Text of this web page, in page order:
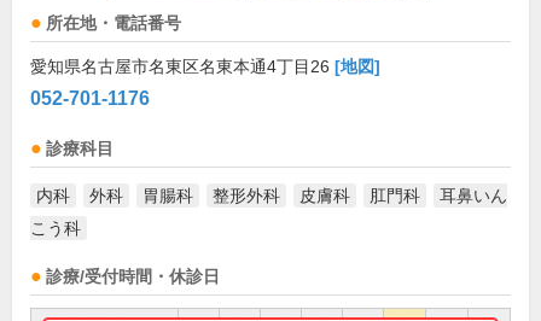
所在地・電話番号
愛知県名古屋市名東区名東本通4丁目26 [地図]
052-701-1176
診療科目
内科 外科 胃腸科 整形外科 皮膚科 肛門科
耳鼻いん
こう科
診療/受付時間・休診日